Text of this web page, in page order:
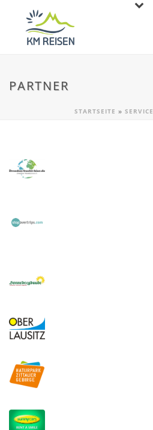
PARTNER
STARTSEITE » SERVICE